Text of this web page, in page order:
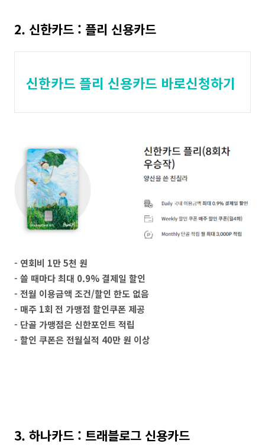
2. 신한카드 : 플리 신용카드
신한카드 플리 신용카드 바로신청하기
- 연회비 1만 5천 원
- 쓸 때마다 최대 0.9% 결제일 할인
- 전월 이용금액 조건/할인 한도 없음
- 매주 1회 전 가맹점 할인쿠폰 제공
- 단골 가맹점은 신한포인트 적립
- 할인 쿠폰은 전월실적 40만 원 이상
3. 하나카드 : 트래블로그 신용카드